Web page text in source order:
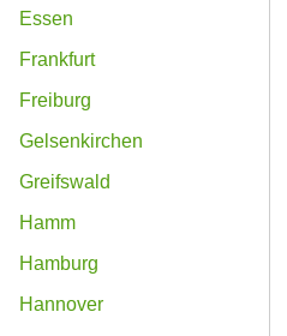
Essen
Frankfurt
Freiburg
Gelsenkirchen
Greifswald
Hamm
Hamburg
Hannover